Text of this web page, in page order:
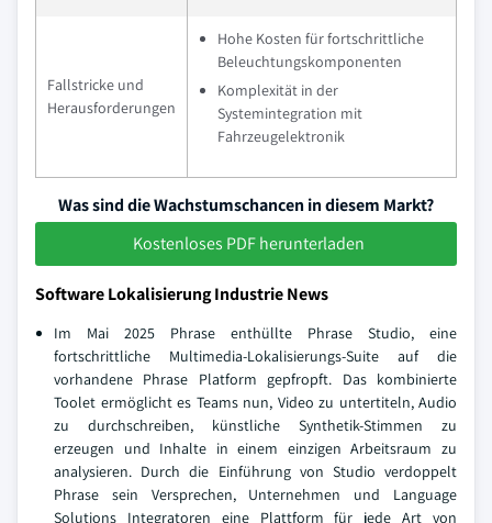
Fallstricke und
Herausforderungen
Hohe Kosten für fortschrittliche
Beleuchtungskomponenten
Komplexität in der
Systemintegration mit
Fahrzeugelektronik
Was sind die Wachstumschancen in diesem Markt?
Kostenloses PDF herunterladen
Software Lokalisierung Industrie News
Im Mai 2025 Phrase enthüllte Phrase Studio, eine
fortschrittliche Multimedia-Lokalisierungs-Suite auf die
vorhandene Phrase Platform gepfropft. Das kombinierte
Toolet ermöglicht es Teams nun, Video zu untertiteln, Audio
zu durchschreiben, künstliche Synthetik-Stimmen zu
erzeugen und Inhalte in einem einzigen Arbeitsraum zu
analysieren. Durch die Einführung von Studio verdoppelt
Phrase sein Versprechen, Unternehmen und Language
Solutions Integratoren eine Plattform für jede Art von